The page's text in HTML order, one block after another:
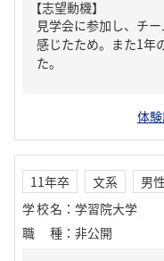
【志望動機】
見学会に参加し、チ
感じたため。また1年
た。
体
11年卒 文系
男性
学校名 ： 学習院大学
職種 ： 非公開